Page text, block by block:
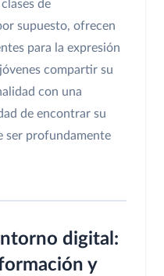
de
supuesto, ofrecen
para la expresión
compartir su
con una
de encontrar su
ser profundamente
digital:
y